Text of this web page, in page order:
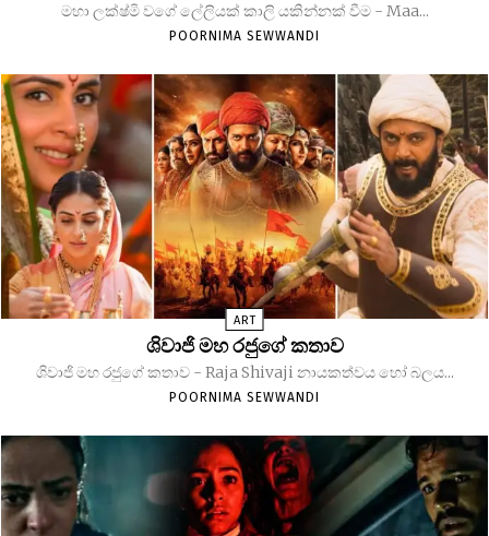
මහා ලක්ෂ්මි වගේ ලේලියක් කාලි යකින්නක් වීම - Maa...
POORNIMA SEWWANDI
ART
ශිවාජි මහ රජුගේ කතාව
ශිවාජි මහ රජුගේ කතාව - Raja Shivaji නායකත්වය හෝ බලය...
POORNIMA SEWWANDI